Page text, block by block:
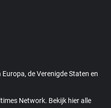
de Verenigde Staten en
Network. Bekijk hier alle